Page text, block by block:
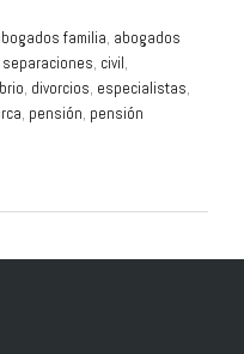
familia, abogados
, civil,
, divorcios, especialistas,
, pensión, pensión